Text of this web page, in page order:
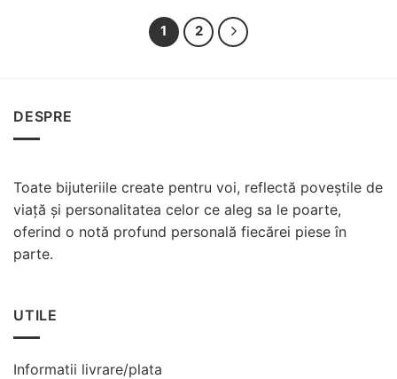
1 2
DESPRE
Toate bijuteriile create pentru voi, reflectă poveștile de
viață și personalitatea celor ce aleg sa le poarte,
oferind o notă profund personală fiecărei piese în
parte.
UTILE
Informatii livrare/plata